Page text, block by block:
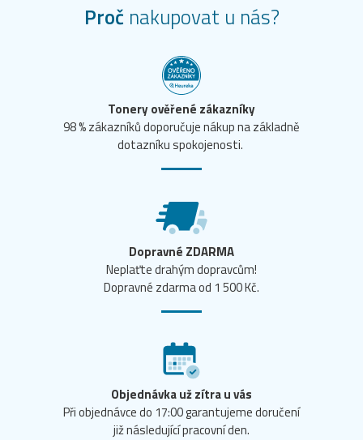
Proč nakupovat u nás?
Tonery ověřené zákazníky
98 % zákazníků doporučuje nákup na základně
dotazníku spokojenosti.
Dopravné ZDARMA
Neplaťte drahým dopravcům!
Dopravné zdarma od 1 500 Kč.
Objednávka už zítra u vás
Při objednávce do 17:00 garantujeme doručení
již následující pracovní den.